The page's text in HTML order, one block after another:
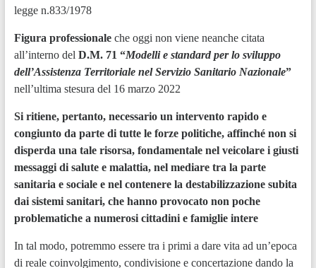
legge n.833/1978
Figura professionaleche oggi non viene neanche citata
all’interno del D.M. 71 “Modelli e standard per lo sviluppo
dell’Assistenza Territoriale nel Servizio Sanitario Nazionale”
nell’ultima stesura del 16 marzo 2022
Si ritiene, pertanto, necessario un intervento rapido e
congiunto da parte di tutte le forze politiche, affinché non si
disperda una tale risorsa, fondamentale nel veicolare i giusti
messaggi di salute e malattia, nel mediare tra la parte
sanitaria e sociale e nel contenere la destabilizzazione subita
dai sistemi sanitari, che hanno provocato non poche
problematiche a numerosi cittadini e famiglie intere
In tal modo, potremmo essere tra i primi a dare vita ad un’epoca
di reale coinvolgimento, condivisione e concertazione dando la